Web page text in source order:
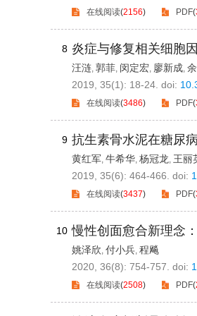
在线阅读(2156) PDF(
8 炎症与修复相关细胞
汪涟, 郭菲, 闵定宏, 廖新成,
2019, 35(1): 18-24. doi:
在线阅读(3486) PDF(
9 抗生素骨水泥在糖尿
黄红军, 牛希华, 杨冠龙, 王丽
2019, 35(6): 464-466. doi:
在线阅读(3437) PDF(
10 慢性创面愈合新理念
姚泽欣, 付小兵, 程飚
2020, 36(8): 754-757. doi:
在线阅读(2508) PDF(